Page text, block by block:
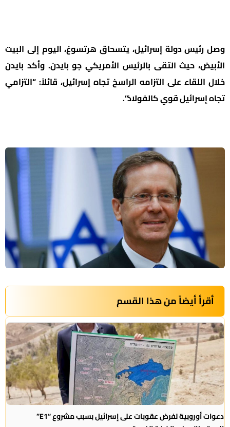
وصل رئيس دولة إسرائيل، يتسحاق هرتسوغ، اليوم إلى البيت
الأبيض، حيث التقى بالرئيس الأمريكي جو بايدن. وأكد بايدن
خلال اللقاء على التزامه الراسخ تجاه إسرائيل، قائلاً: “التزامي
تجاه إسرائيل قوي كالفولاذ”.
أقرأ أيضاً من هذا القسم
دعوات أوروبية لفرض عقوبات على إسرائيل بسبب مشروع “E1”